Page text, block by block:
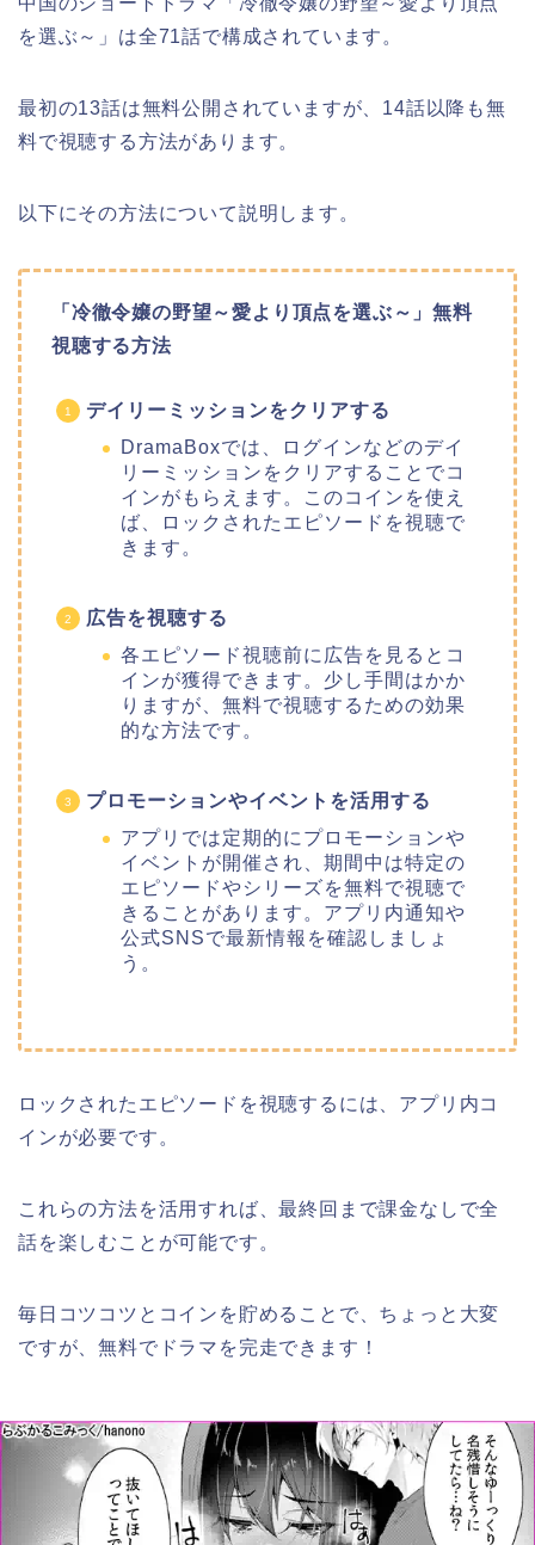
を選ぶ～」は全71話で構成されています。
最初の13話は無料公開されていますが、14話以降も無
料で視聴する方法があります。
以下にその方法について説明します。
「冷徹令嬢の野望～愛より頂点を選ぶ～」無料
視聴する方法
デイリーミッションをクリアする
DramaBoxでは、ログインなどのデイ
リーミッションをクリアすることでコ
インがもらえます。このコインを使え
ば、ロックされたエピソードを視聴で
きます。
広告を視聴する
各エピソード視聴前に広告を見るとコ
インが獲得できます。少し手間はかか
りますが、無料で視聴するための効果
的な方法です。
プロモーションやイベントを活用する
アプリでは定期的にプロモーションや
イベントが開催され、期間中は特定の
エピソードやシリーズを無料で視聴で
きることがあります。アプリ内通知や
公式SNSで最新情報を確認しましょ
う。
ロックされたエピソードを視聴するには、アプリ内コ
インが必要です。
これらの方法を活用すれば、最終回まで課金なしで全
話を楽しむことが可能です。
毎日コツコツとコインを貯めることで、ちょっと大変
ですが、無料でドラマを完走できます！